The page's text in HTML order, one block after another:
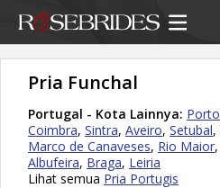
Pria Funchal
Portugal - Kota Lainnya: Porto
Coimbra, Sintra, Aveiro, Setubal,
Marco de Canaveses, Rio Maior,
Albufeira, Braga, Leiria
Lihat semua Pria Portugis